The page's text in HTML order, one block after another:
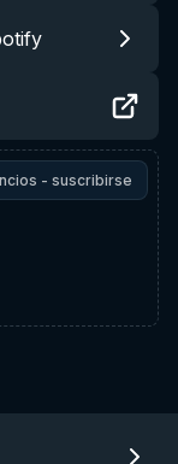
- suscribirse